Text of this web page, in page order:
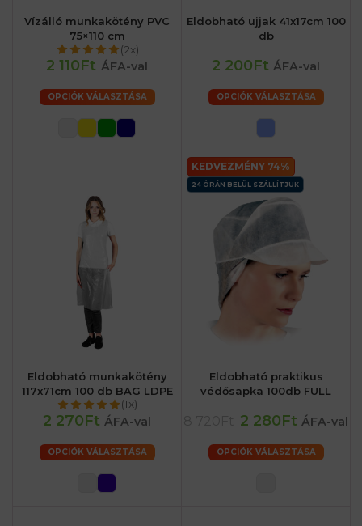
Vízálló munkakötény PVC
75×110 cm
(2x)
2 110Ft ÁFA-val
OPCIÓK VÁLASZTÁSA
Eldobható ujjak 41x17cm 100
db
2 200Ft ÁFA-val
OPCIÓK VÁLASZTÁSA
Eldobható munkakötény
117x71cm 100 db BAG LDPE
(1x)
2 270Ft ÁFA-val
OPCIÓK VÁLASZTÁSA
KEDVEZMÉNY 74%
24 ÓRÁN BELÜL SZÁLLÍTJUK
Eldobható praktikus
védősapka 100db FULL
2 280Ft ÁFA-val
OPCIÓK VÁLASZTÁSA